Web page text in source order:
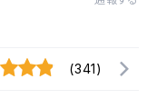
(341)